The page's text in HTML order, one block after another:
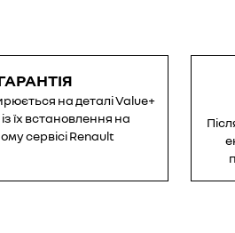
на деталі Value+
їх встановлення на
сервісі Renault